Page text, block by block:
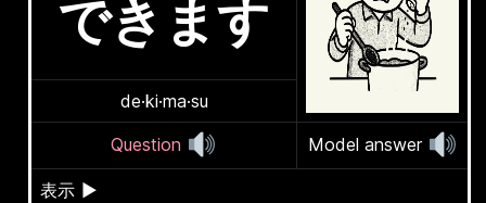
できます
de·ki·ma·su
Question
Model answer
表示 ▶